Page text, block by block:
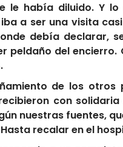
le había diluido. Y lo
a ser una visita
debía declarar,
peldaño del encierro.
de los otros
con
nuestras fuentes,
recalar en el